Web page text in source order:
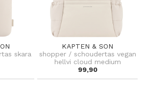
skara
KAPTEN & SON
shopper / schoudertas vegan
hellvi cloud medium
99,90